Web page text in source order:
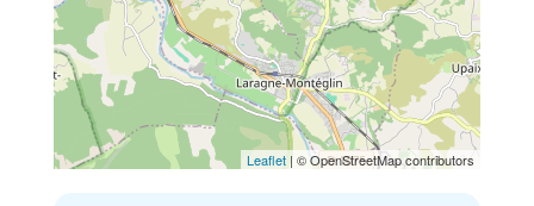
Leaflet | © OpenStreetMap contributors